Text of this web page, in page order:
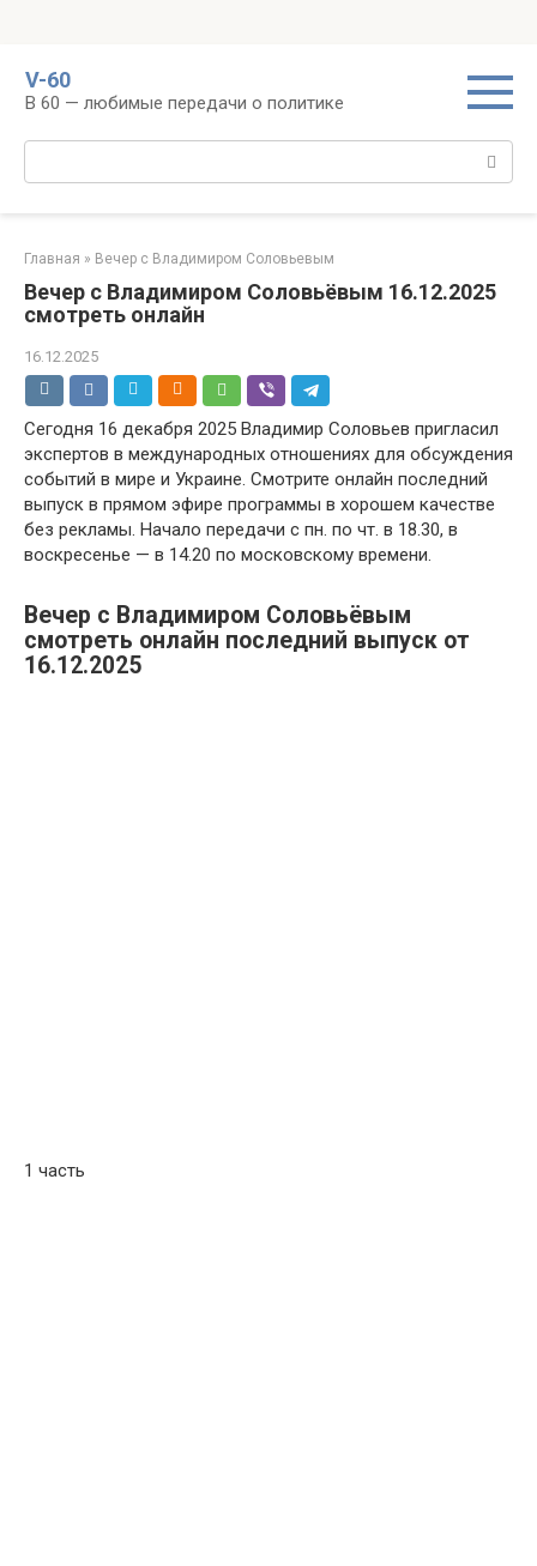
контенту
V-60
В 60 — любимые передачи о политике
Поиск:
Главная » Вечер с Владимиром Соловьевым
Вечер с Владимиром Соловьёвым 16.12.2025
смотреть онлайн
16.12.2025
Сегодня 16 декабря 2025 Владимир Соловьев пригласил
экспертов в международных отношениях для обсуждения
событий в мире и Украине. Смотрите онлайн последний
выпуск в прямом эфире программы в хорошем качестве
без рекламы. Начало передачи с пн. по чт. в 18.30, в
воскресенье — в 14.20 по московскому времени.
Вечер с Владимиром Соловьёвым
смотреть онлайн последний выпуск от
16.12.2025
1 часть